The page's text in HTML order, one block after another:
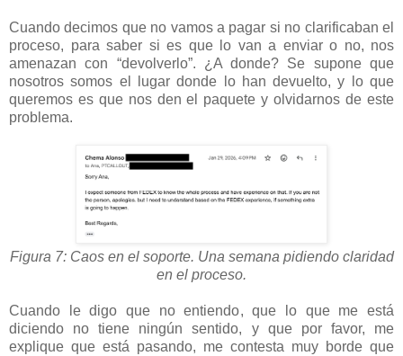
Cuando decimos que no vamos a pagar si no clarificaban el
proceso, para saber si es que lo van a enviar o no, nos
amenazan con “devolverlo”. ¿A donde? Se supone que
nosotros somos el lugar donde lo han devuelto, y lo que
queremos es que nos den el paquete y olvidarnos de este
problema.
Figura 7: Caos en el soporte. Una semana pidiendo claridad
en el proceso.
Cuando le digo que no entiendo, que lo que me está
diciendo no tiene ningún sentido, y que por favor, me
explique que está pasando, me contesta muy borde que